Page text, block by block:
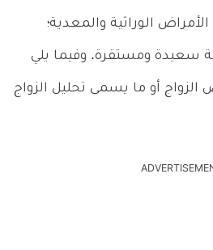
الوراثية والمعدية؛
سعيدة ومستقرة. وفيما يلي
أو ما يسمى تحليل الزواج